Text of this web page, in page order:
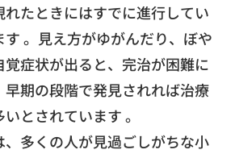
れたときにはすでに進行してい
。見え方がゆがんだり、ぼや
覚症状が出ると、完治が困難に
期の段階で発見されれば治療
とされています 。
多くの人が見過ごしがちな小